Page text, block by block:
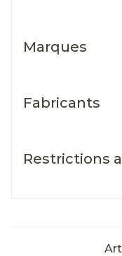
Marques
Fabricants
Restrictions